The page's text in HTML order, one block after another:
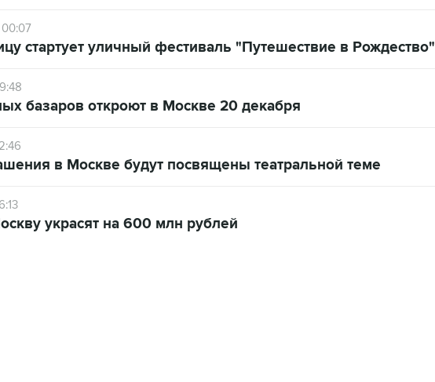
стартует уличный фестиваль "Путешествие в Рождество"
базаров откроют в Москве 20 декабря
в Москве будут посвящены театральной теме
украсят на 600 млн рублей